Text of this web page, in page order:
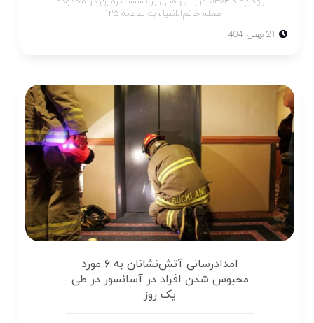
محله خاتم‌الانبیاء به سامانه ۱۲۵...
21 بهمن 1404
امدادرسانی آتش‌نشانان به ۶ مورد
محبوس شدن افراد در آسانسور در طی
یک روز